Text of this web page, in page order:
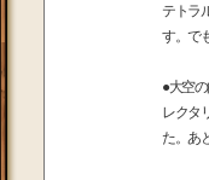
テトラ
す。で
●大空
レクタ
た。あ